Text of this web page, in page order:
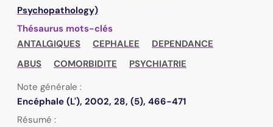
Psychopathology)
Thésaurus mots-clés
ANTALGIQUES
CEPHALEE
DEPENDANCE
ABUS
COMORBIDITE
PSYCHIATRIE
Note générale :
Encéphale (L'), 2002, 28, (5), 466-471
Résumé :